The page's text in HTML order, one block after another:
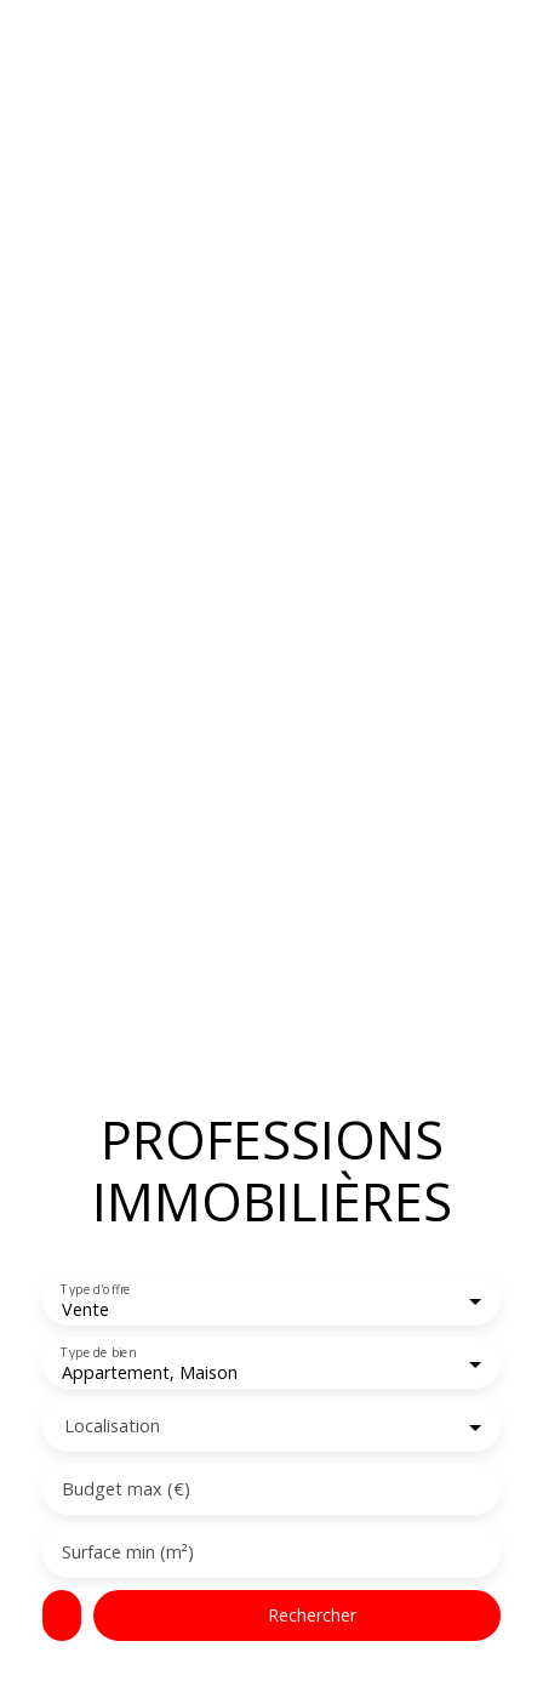
PROFESSIONS
IMMOBILIÈRES
Vente
Type d'offre
Appartement, Maison
Type de bien
Localisation
Budget max (€)
Surface min (m²)
Rechercher